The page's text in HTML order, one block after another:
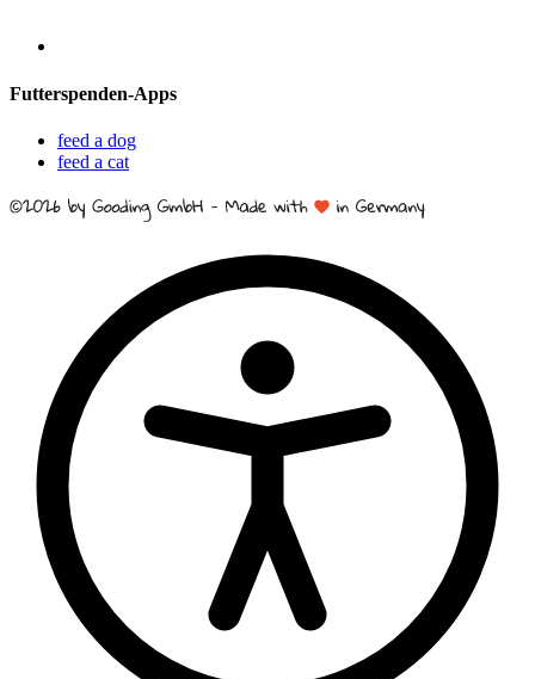
Futterspenden-Apps
feed a dog
feed a cat